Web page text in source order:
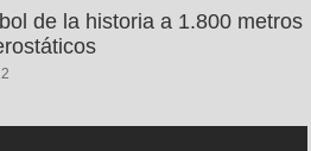
de la historia a 1.800 metros